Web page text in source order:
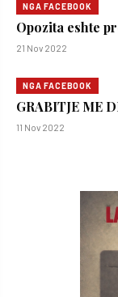
NGA FACEBOOK
Opozita eshte
21 Nov 2022
NGA FACEBOOK
GRABITJE ME
11 Nov 2022